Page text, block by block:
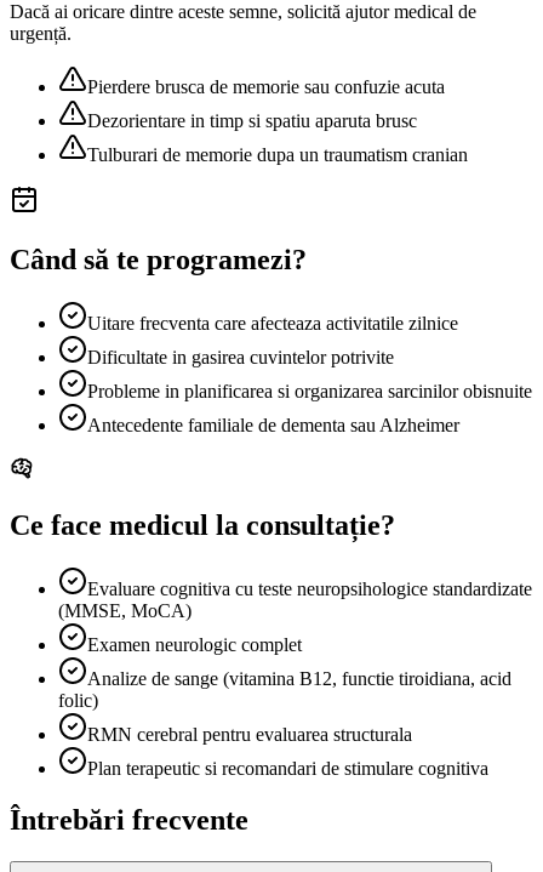
Dacă ai oricare dintre aceste semne, solicită ajutor medical de
urgență.
Pierdere brusca de memorie sau confuzie acuta
Dezorientare in timp si spatiu aparuta brusc
Tulburari de memorie dupa un traumatism cranian
Când să te programezi?
Uitare frecventa care afecteaza activitatile zilnice
Dificultate in gasirea cuvintelor potrivite
Probleme in planificarea si organizarea sarcinilor obisnuite
Antecedente familiale de dementa sau Alzheimer
Ce face medicul la consultație?
Evaluare cognitiva cu teste neuropsihologice standardizate
(MMSE, MoCA)
Examen neurologic complet
Analize de sange (vitamina B12, functie tiroidiana, acid
folic)
RMN cerebral pentru evaluarea structurala
Plan terapeutic si recomandari de stimulare cognitiva
Întrebări frecvente